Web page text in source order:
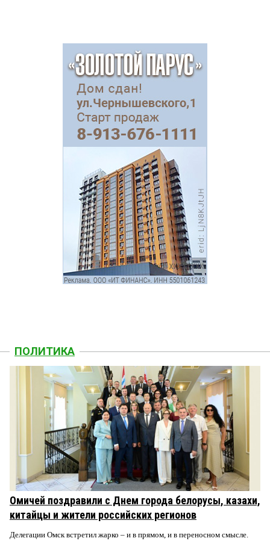
ПОЛИТИКА
Омичей поздравили с Днем города белорусы, казахи,
китайцы и жители российских регионов
Делегации Омск встретил жарко – и в прямом, и в переносном смысле.